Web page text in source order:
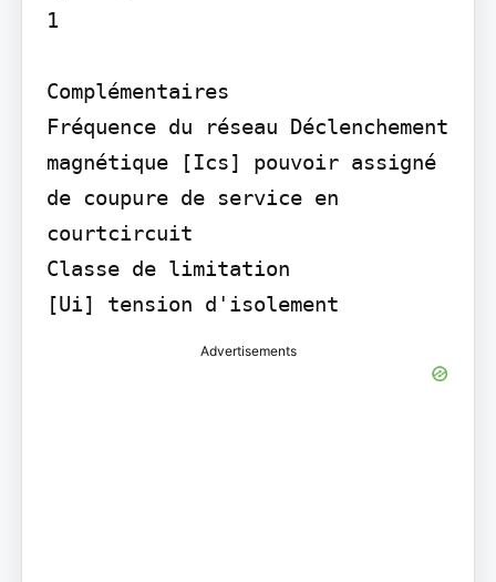
1
Complémentaires
Fréquence du réseau Déclenchement
magnétique [Ics] pouvoir assigné
de coupure de service en
courtcircuit
Classe de limitation
[Ui] tension d'isolement
Advertisements